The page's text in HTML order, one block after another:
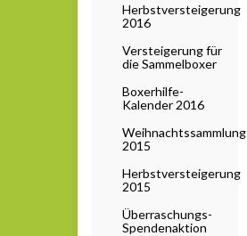
Herbstversteigerung
2016
Versteigerung für
die Sammelboxer
Boxerhilfe-
Kalender 2016
Weihnachtssammlung
2015
Herbstversteigerung
2015
Überraschungs-
Spendenaktion